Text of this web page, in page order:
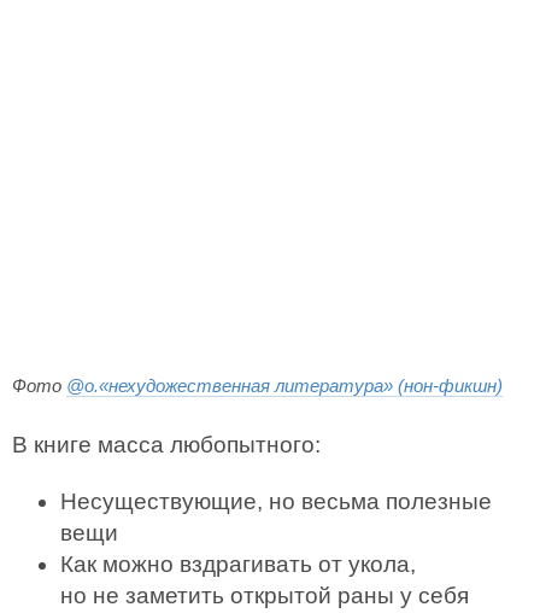
Фото @o.«нехудожественная литература» (нон-фикшн)
В книге масса любопытного:
Несуществующие, но весьма полезные
вещи
Как можно вздрагивать от укола,
но не заметить открытой раны у себя